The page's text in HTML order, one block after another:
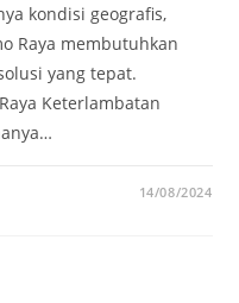
kondisi geografis,
Raya membutuhkan
yang tepat.
Keterlambatan
14/08/2024